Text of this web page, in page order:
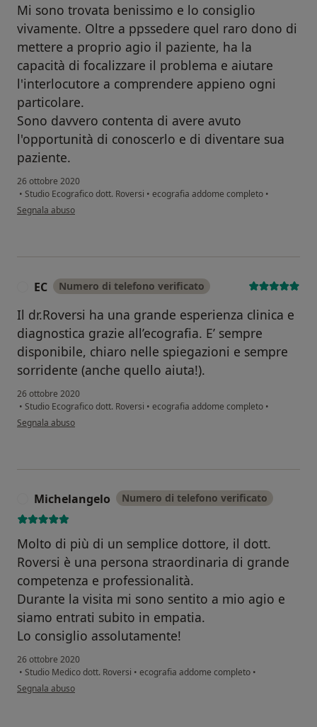
Mi sono trovata benissimo e lo consiglio
vivamente. Oltre a ppssedere quel raro dono di
mettere a proprio agio il paziente, ha la
capacità di focalizzare il problema e aiutare
l'interlocutore a comprendere appieno ogni
particolare.
Sono davvero contenta di avere avuto
l'opportunità di conoscerlo e di diventare sua
paziente.
26 ottobre 2020
• Studio Ecografico dott. Roversi • ecografia addome completo •
secondo l'opinione dell'utente M
Segnala abuso
EC Numero di telefono verificato
Il dr.Roversi ha una grande esperienza clinica e
diagnostica grazie all’ecografia. E’ sempre
disponibile, chiaro nelle spiegazioni e sempre
sorridente (anche quello aiuta!).
26 ottobre 2020
• Studio Ecografico dott. Roversi • ecografia addome completo •
secondo l'opinione dell'utente EC
Segnala abuso
Michelangelo Numero di telefono verificato
Molto di più di un semplice dottore, il dott.
Roversi è una persona straordinaria di grande
competenza e professionalità.
Durante la visita mi sono sentito a mio agio e
siamo entrati subito in empatia.
Lo consiglio assolutamente!
26 ottobre 2020
• Studio Medico dott. Roversi • ecografia addome completo •
secondo l'opinione dell'utente Michelangelo
Segnala abuso